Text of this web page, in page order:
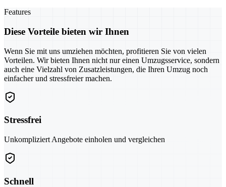
Features
Diese Vorteile bieten wir Ihnen
Wenn Sie mit uns umziehen möchten, profitieren Sie von vielen
Vorteilen. Wir bieten Ihnen nicht nur einen Umzugsservice, sondern
auch eine Vielzahl von Zusatzleistungen, die Ihren Umzug noch
einfacher und stressfreier machen.
Stressfrei
Unkompliziert Angebote einholen und vergleichen
Schnell